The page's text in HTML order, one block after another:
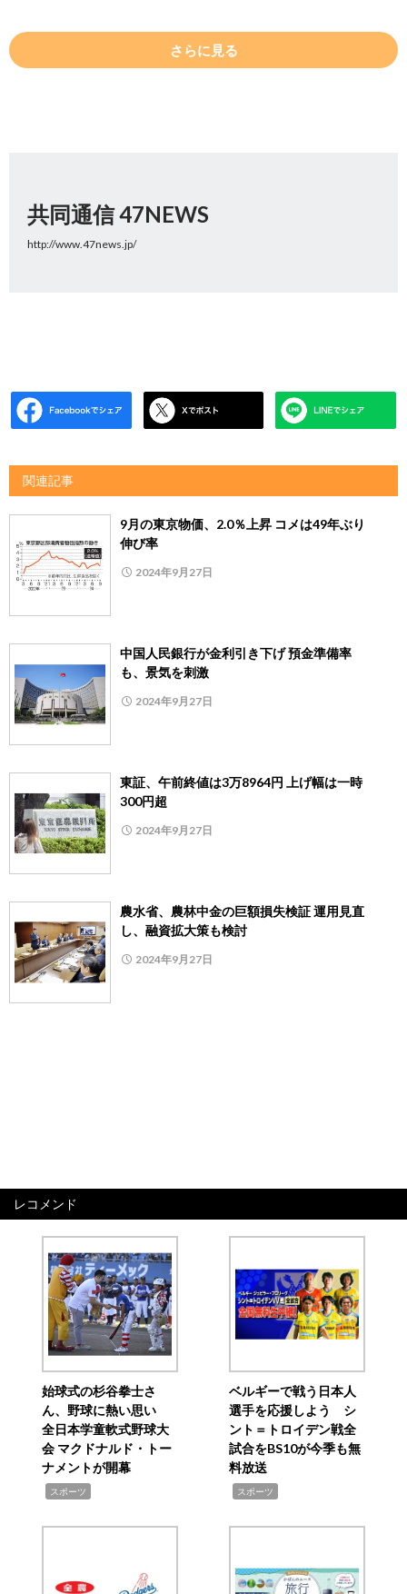
さらに見る
共同通信 47NEWS
http://www.47news.jp/
関連記事
9月の東京物価、2.0％上昇 コメは49年ぶり
伸び率
2024年9月27日
中国人民銀行が金利引き下げ 預金準備率
も、景気を刺激
2024年9月27日
東証、午前終値は3万8964円 上げ幅は一時
300円超
2024年9月27日
農水省、農林中金の巨額損失検証 運用見直
し、融資拡大策も検討
2024年9月27日
レコメンド
始球式の杉谷拳士さ
ん、野球に熱い思い
全日本学童軟式野球大
会 マクドナルド・トー
ナメントが開幕
スポーツ
ベルギーで戦う日本人
選手を応援しよう シ
ント＝トロイデン戦全
試合をBS10が今季も無
料放送
スポーツ